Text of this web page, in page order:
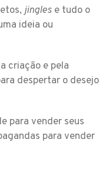
jingles e tudo o
ideia ou
criação e pela
despertar o desejo
para vender seus
para vender